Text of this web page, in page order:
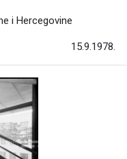
i Hercegovine
15.9.1978.